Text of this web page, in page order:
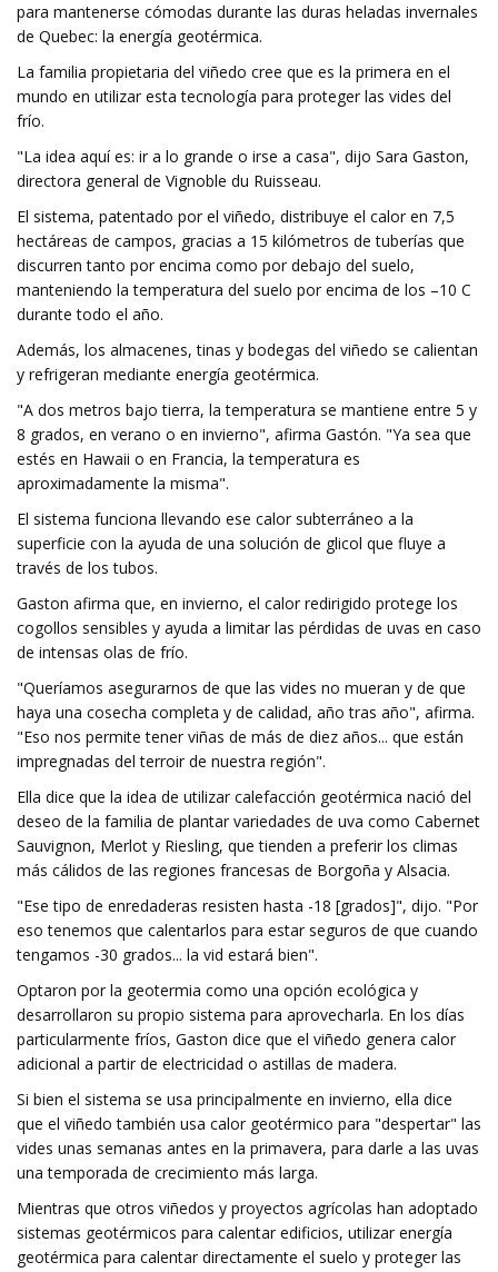
para mantenerse cómodas durante las duras heladas invernales
de Quebec: la energía geotérmica.
La familia propietaria del viñedo cree que es la primera en el
mundo en utilizar esta tecnología para proteger las vides del
frío.
"La idea aquí es: ir a lo grande o irse a casa", dijo Sara Gaston,
directora general de Vignoble du Ruisseau.
El sistema, patentado por el viñedo, distribuye el calor en 7,5
hectáreas de campos, gracias a 15 kilómetros de tuberías que
discurren tanto por encima como por debajo del suelo,
manteniendo la temperatura del suelo por encima de los –10 C
durante todo el año.
Además, los almacenes, tinas y bodegas del viñedo se calientan
y refrigeran mediante energía geotérmica.
"A dos metros bajo tierra, la temperatura se mantiene entre 5 y
8 grados, en verano o en invierno", afirma Gastón. "Ya sea que
estés en Hawaii o en Francia, la temperatura es
aproximadamente la misma".
El sistema funciona llevando ese calor subterráneo a la
superficie con la ayuda de una solución de glicol que fluye a
través de los tubos.
Gaston afirma que, en invierno, el calor redirigido protege los
cogollos sensibles y ayuda a limitar las pérdidas de uvas en caso
de intensas olas de frío.
"Queríamos asegurarnos de que las vides no mueran y de que
haya una cosecha completa y de calidad, año tras año", afirma.
"Eso nos permite tener viñas de más de diez años... que están
impregnadas del terroir de nuestra región".
Ella dice que la idea de utilizar calefacción geotérmica nació del
deseo de la familia de plantar variedades de uva como Cabernet
Sauvignon, Merlot y Riesling, que tienden a preferir los climas
más cálidos de las regiones francesas de Borgoña y Alsacia.
"Ese tipo de enredaderas resisten hasta -18 [grados]", dijo. "Por
eso tenemos que calentarlos para estar seguros de que cuando
tengamos -30 grados... la vid estará bien".
Optaron por la geotermia como una opción ecológica y
desarrollaron su propio sistema para aprovecharla. En los días
particularmente fríos, Gaston dice que el viñedo genera calor
adicional a partir de electricidad o astillas de madera.
Si bien el sistema se usa principalmente en invierno, ella dice
que el viñedo también usa calor geotérmico para "despertar" las
vides unas semanas antes en la primavera, para darle a las uvas
una temporada de crecimiento más larga.
Mientras que otros viñedos y proyectos agrícolas han adoptado
sistemas geotérmicos para calentar edificios, utilizar energía
geotérmica para calentar directamente el suelo y proteger las